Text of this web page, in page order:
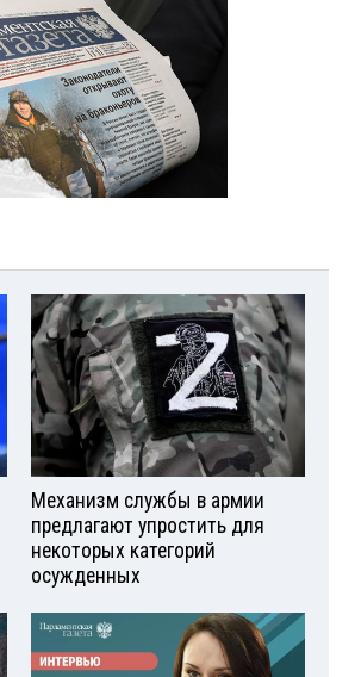
Механизм службы в армии
предлагают упростить для
некоторых категорий
осужденных